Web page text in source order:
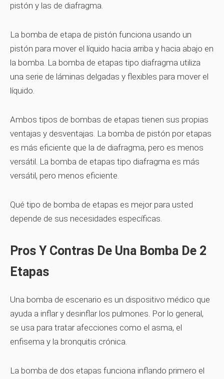
pistón y las de diafragma.
La bomba de etapa de pistón funciona usando un
pistón para mover el líquido hacia arriba y hacia abajo en
la bomba. La bomba de etapas tipo diafragma utiliza
una serie de láminas delgadas y flexibles para mover el
líquido.
Ambos tipos de bombas de etapas tienen sus propias
ventajas y desventajas. La bomba de pistón por etapas
es más eficiente que la de diafragma, pero es menos
versátil. La bomba de etapas tipo diafragma es más
versátil, pero menos eficiente.
Qué tipo de bomba de etapas es mejor para usted
depende de sus necesidades específicas.
Pros Y Contras De Una Bomba De 2
Etapas
Una bomba de escenario es un dispositivo médico que
ayuda a inflar y desinflar los pulmones. Por lo general,
se usa para tratar afecciones como el asma, el
enfisema y la bronquitis crónica.
La bomba de dos etapas funciona inflando primero el